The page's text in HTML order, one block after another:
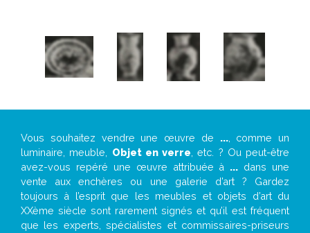
Vous souhaitez vendre une œuvre de ..., comme un
luminaire, meuble, Objet en verre , etc. ? Ou peut-être
avez-vous repéré une œuvre attribuée à ... dans une
vente aux enchères ou une galerie d’art ? Gardez
toujours à l’esprit que les meubles et objets d’art du
XXème siècle sont rarement signés et qu’il est fréquent
que les experts, spécialistes et commissaires-priseurs